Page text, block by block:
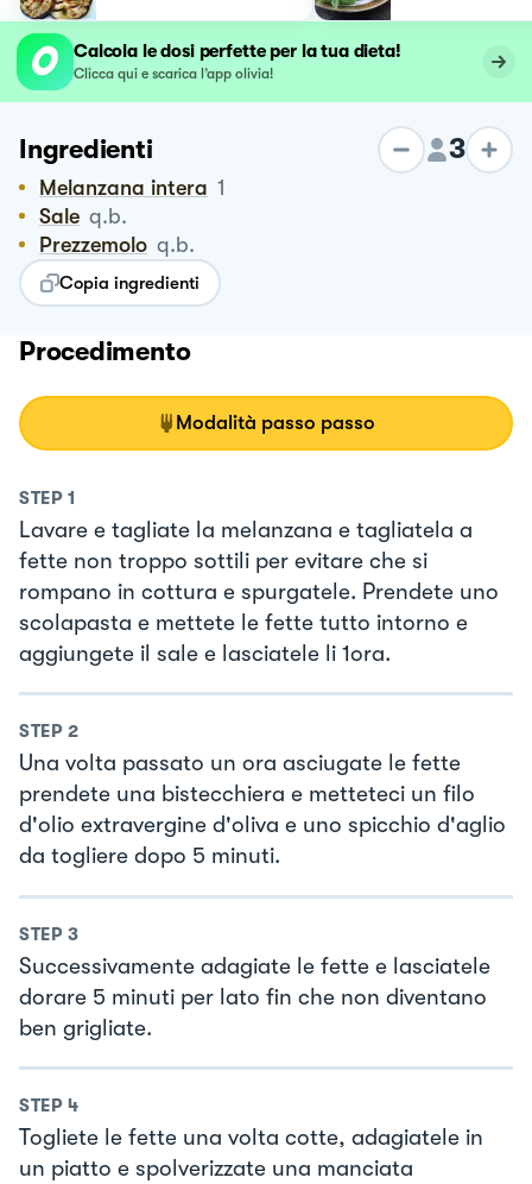
Calcola le dosi perfette per la tua dieta!
Clicca qui e scarica l’app olivia!
Ingredienti 3
Melanzana intera 1
Sale q.b.
Prezzemolo q.b.
Copia ingredienti
Procedimento
Modalità passo passo
STEP 1
Lavare e tagliate la melanzana e tagliatela a
fette non troppo sottili per evitare che si
rompano in cottura e spurgatele. Prendete uno
scolapasta e mettete le fette tutto intorno e
aggiungete il sale e lasciatele li 1ora.
STEP 2
Una volta passato un ora asciugate le fette
prendete una bistecchiera e metteteci un filo
d'olio extravergine d'oliva e uno spicchio d'aglio
da togliere dopo 5 minuti.
STEP 3
Successivamente adagiate le fette e lasciatele
dorare 5 minuti per lato fin che non diventano
ben grigliate.
STEP 4
Togliete le fette una volta cotte, adagiatele in
un piatto e spolverizzate una manciata